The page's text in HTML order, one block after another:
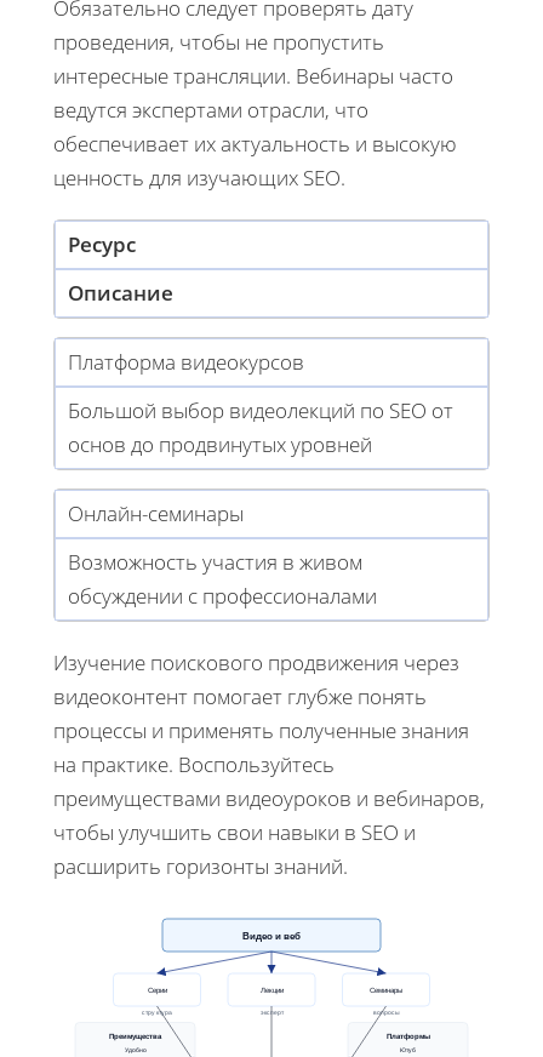
Обязательно следует проверять дату
проведения, чтобы не пропустить
интересные трансляции. Вебинары часто
ведутся экспертами отрасли, что
обеспечивает их актуальность и высокую
ценность для изучающих SEO.
Ресурс
Описание
Платформа видеокурсов
Большой выбор видеолекций по SEO от
основ до продвинутых уровней
Онлайн-семинары
Возможность участия в живом
обсуждении с профессионалами
Изучение поискового продвижения через
видеоконтент помогает глубже понять
процессы и применять полученные знания
на практике. Воспользуйтесь
преимуществами видеоуроков и вебинаров,
чтобы улучшить свои навыки в SEO и
расширить горизонты знаний.
Видео и веб
Серии Лекции Семинары
Преимущества
Удобно
Платформы
Ютуб
структура эксперт вопросы